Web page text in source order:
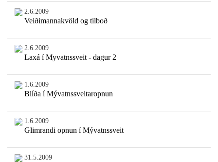
2.6.2009
Veiðimannakvöld og tilboð
2.6.2009
Laxá í Myvatnssveit - dagur 2
1.6.2009
Blíða í Mývatnssveitaropnun
1.6.2009
Glimrandi opnun í Mývatnssveit
31.5.2009